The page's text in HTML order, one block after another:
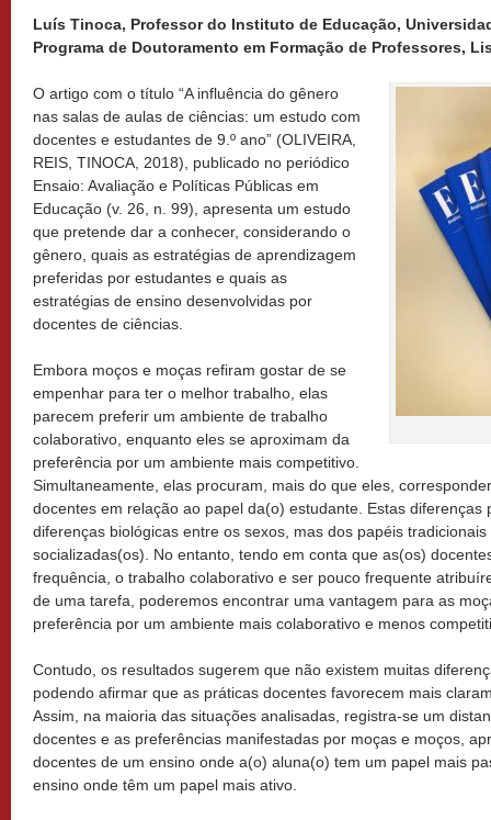
Luís Tinoca, Professor do Instituto de Educação,
Programa de Doutoramento em Formação de Professores,
O artigo com o título “A influência do gênero
nas salas de aulas de ciências: um estudo com
docentes e estudantes de 9.º ano” (OLIVEIRA,
REIS, TINOCA, 2018), publicado no periódico
Ensaio: Avaliação e Políticas Públicas em
Educação (v. 26, n. 99), apresenta um estudo
que pretende dar a conhecer, considerando o
gênero, quais as estratégias de aprendizagem
preferidas por estudantes e quais as
estratégias de ensino desenvolvidas por
docentes de ciências.
Embora moços e moças refiram gostar de se
empenhar para ter o melhor trabalho, elas
parecem preferir um ambiente de trabalho
colaborativo, enquanto eles se aproximam da
preferência por um ambiente mais competitivo.
Simultaneamente, elas procuram, mais do que eles,
docentes em relação ao papel da(o) estudante. Estas diferenças
diferenças biológicas entre os sexos, mas dos papéis
socializadas(os). No entanto, tendo em conta que as(os)
frequência, o trabalho colaborativo e ser pouco frequente
de uma tarefa, poderemos encontrar uma vantagem para as
preferência por um ambiente mais colaborativo e menos
Contudo, os resultados sugerem que não existem muitas
podendo afirmar que as práticas docentes favorecem mais
Assim, na maioria das situações analisadas, registra-se um
docentes e as preferências manifestadas por moças e moços,
docentes de um ensino onde a(o) aluna(o) tem um papel mais
ensino onde têm um papel mais ativo.